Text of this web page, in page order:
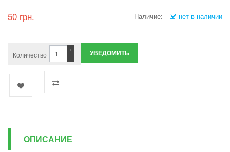
50 грн. Наличие: нет в наличии
Количество −
+ УВЕДОМИТЬ
ОПИСАНИЕ